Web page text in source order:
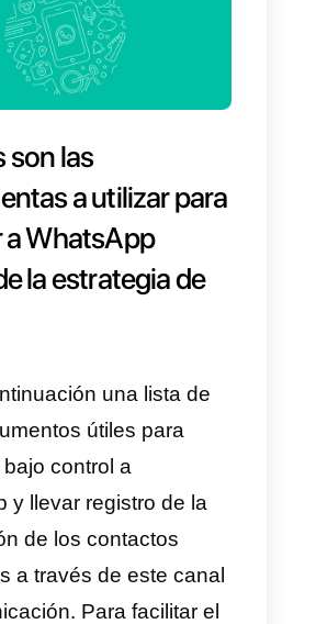
la posibilidad de
Business
un mensaje
(que funciona como
automática) para
con las expectativas del
Por ejemplo, es posible
para especificar los
de asistencia al cliente,
promedio de respuesta
un link que lleve a las
que podrían resolver
la cuestión